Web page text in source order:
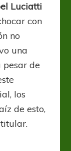
Luciatti
con
no
una
de
los
de esto,